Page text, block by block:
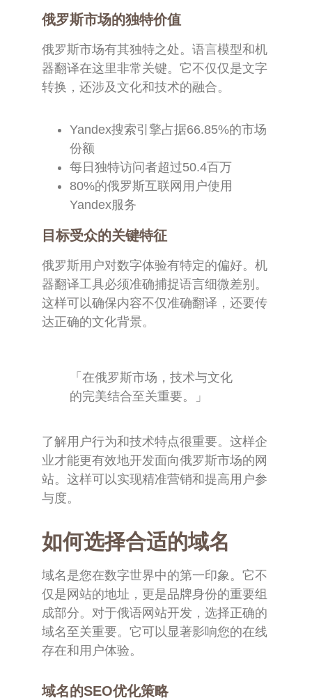
俄罗斯市场的独特价值
俄罗斯市场有其独特之处。语言模型和机
器翻译在这里非常关键。它不仅仅是文字
转换，还涉及文化和技术的融合。
Yandex搜索引擎占据66.85%的市场
份额
每日独特访问者超过50.4百万
80%的俄罗斯互联网用户使用
Yandex服务
目标受众的关键特征
俄罗斯用户对数字体验有特定的偏好。机
器翻译工具必须准确捕捉语言细微差别。
这样可以确保内容不仅准确翻译，还要传
达正确的文化背景。
「在俄罗斯市场，技术与文化
的完美结合至关重要。」
了解用户行为和技术特点很重要。这样企
业才能更有效地开发面向俄罗斯市场的网
站。这样可以实现精准营销和提高用户参
与度。
如何选择合适的域名
域名是您在数字世界中的第一印象。它不
仅是网站的地址，更是品牌身份的重要组
成部分。对于俄语网站开发，选择正确的
域名至关重要。它可以显著影响您的在线
存在和用户体验。
域名的SEO优化策略